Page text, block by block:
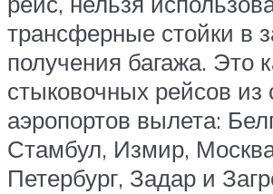
трансферные стойки в
получения багажа. Это
стыковочных рейсов
аэропортов вылета:
Стамбул, Измир,
Петербург, Задар и